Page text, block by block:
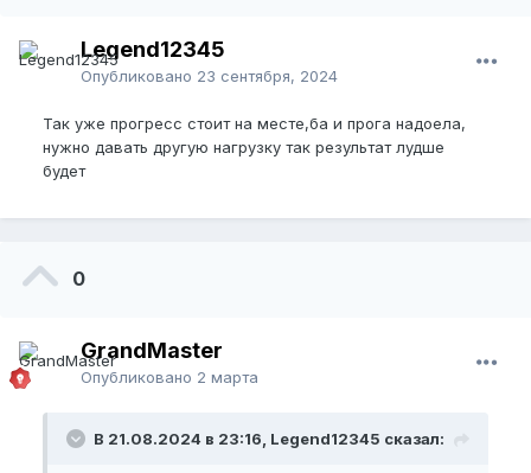
Legend12345
Опубликовано 23 сентября, 2024
Так уже прогресс стоит на месте,ба и прога надоела,
нужно давать другую нагрузку так результат лудше
будет
0
GrandMaster
Опубликовано 2 марта
В 21.08.2024 в 23:16, Legend12345 сказал: